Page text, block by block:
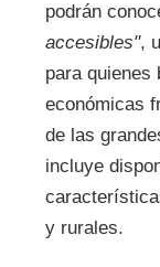
podrán
accesibles",
para quienes
económicas
de las
incluye
y rurales.